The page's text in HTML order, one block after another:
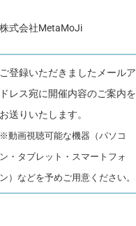
株式会社MetaMoJi
ご登録いただきましたメールア
ドレス宛に開催内容のご案内を
お送りいたします。
※動画視聴可能な機器（パソコ
ン・タブレット・スマートフォ
ン）などを予めご用意ください。